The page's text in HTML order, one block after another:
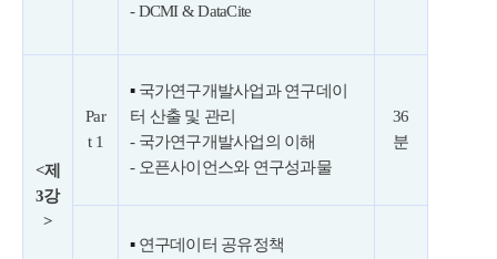
- DCMI & DataCite
<제
3강
>
Par
t 1
▪ 국가연구개발사업과 연구데이
터 산출 및 관리
- 국가연구개발사업의 이해
- 오픈사이언스와 연구성과물
36
분
▪ 연구데이터 공유정책